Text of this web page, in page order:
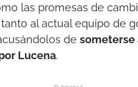
las promesas de
al actual equipo de
de someterse
Lucena.